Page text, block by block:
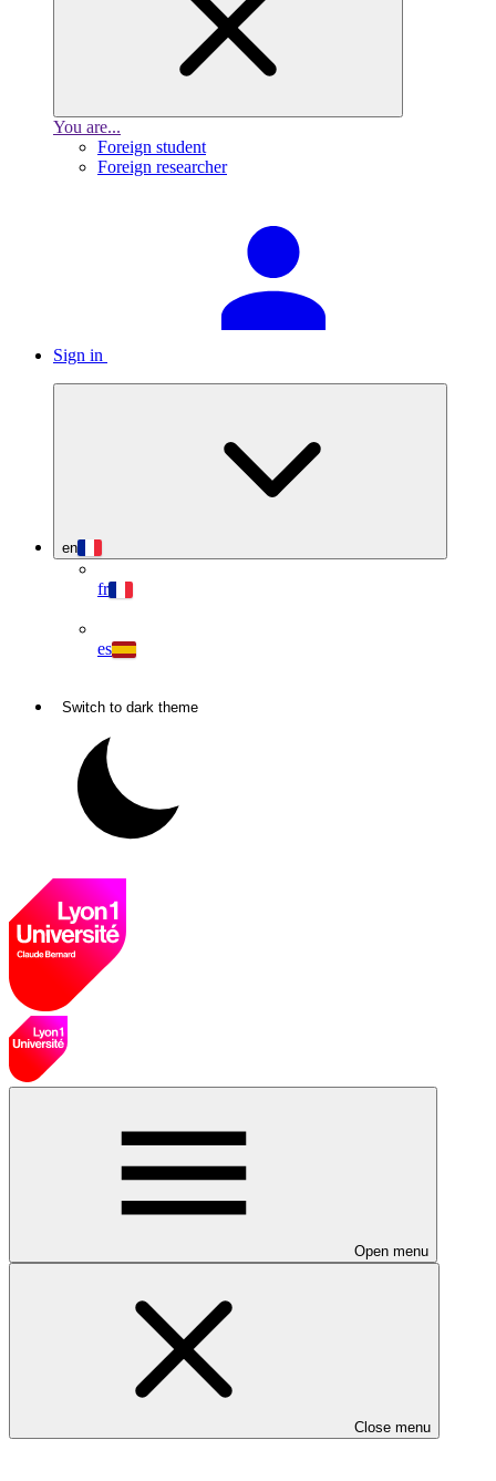
You are...
Foreign student
Foreign researcher
Sign in
en
fr
es
Switch to dark theme
Open menu
Close menu